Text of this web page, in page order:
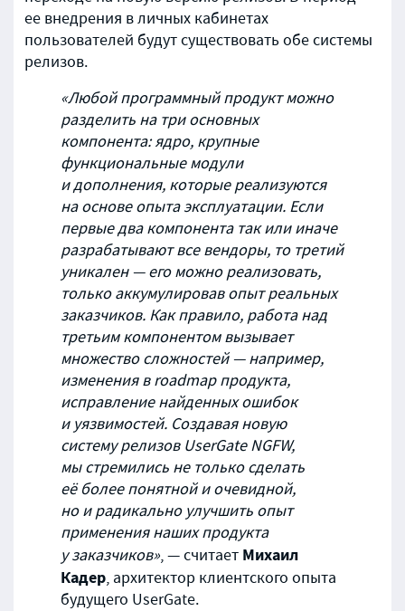
ее внедрения в личных кабинетах
пользователей будут существовать обе системы
релизов.
«Любой программный продукт можно
разделить на три основных
компонента: ядро, крупные
функциональные модули
и дополнения, которые реализуются
на основе опыта эксплуатации. Если
первые два компонента так или иначе
разрабатывают все вендоры, то третий
уникален — его можно реализовать,
только аккумулировав опыт реальных
заказчиков. Как правило, работа над
третьим компонентом вызывает
множество сложностей — например,
изменения в roadmap продукта,
исправление найденных ошибок
и уязвимостей. Создавая новую
систему релизов UserGate NGFW,
мы стремились не только сделать
её более понятной и очевидной,
но и радикально улучшить опыт
применения наших продукта
у заказчиков», — считает Михаил
Кадер, архитектор клиентского опыта
будущего UserGate.